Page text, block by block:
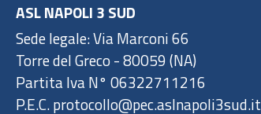
ASL NAPOLI 3 SUD
Sede legale: Via Marconi 66
Torre del Greco - 80059 (NA)
Partita Iva N° 06322711216
P.E.C. protocollo@pec.aslnapoli3sud.it